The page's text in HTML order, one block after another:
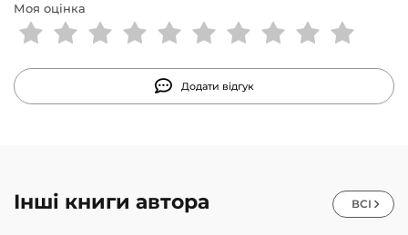
Моя оцінка
Додати відгук
Інші книги автора ВСІ